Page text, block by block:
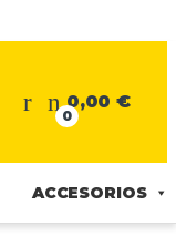
0
0,00€
ACCESORIOS